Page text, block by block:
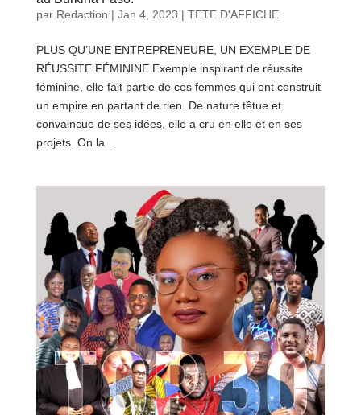
par Redaction | Jan 4, 2023 | TETE D'AFFICHE
PLUS QU’UNE ENTREPRENEURE, UN EXEMPLE DE
RÉUSSITE FÉMININE Exemple inspirant de réussite
féminine, elle fait partie de ces femmes qui ont construit
un empire en partant de rien. De nature têtue et
convaincue de ses idées, elle a cru en elle et en ses
projets. On la...